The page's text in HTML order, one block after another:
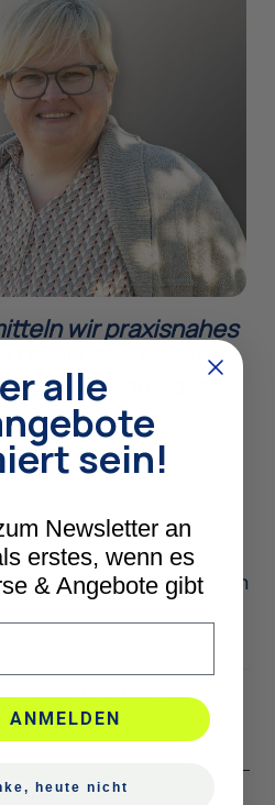
wir praxisnahes
Dir die Sicherheit,
Kita vorbildlich
sowie
Schulungsmaterial.
Mittagessen
erfahrene Fachkraft
Kinderschutz nach § 8a
VIII
0018
alle
sein!
Newsletter an
erstes, wenn es
& Angebote gibt
heute nicht